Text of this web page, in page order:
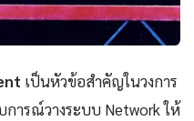
เป็นหัวข้อสำคัญในวงการ
การณ์วางระบบ Network ให้